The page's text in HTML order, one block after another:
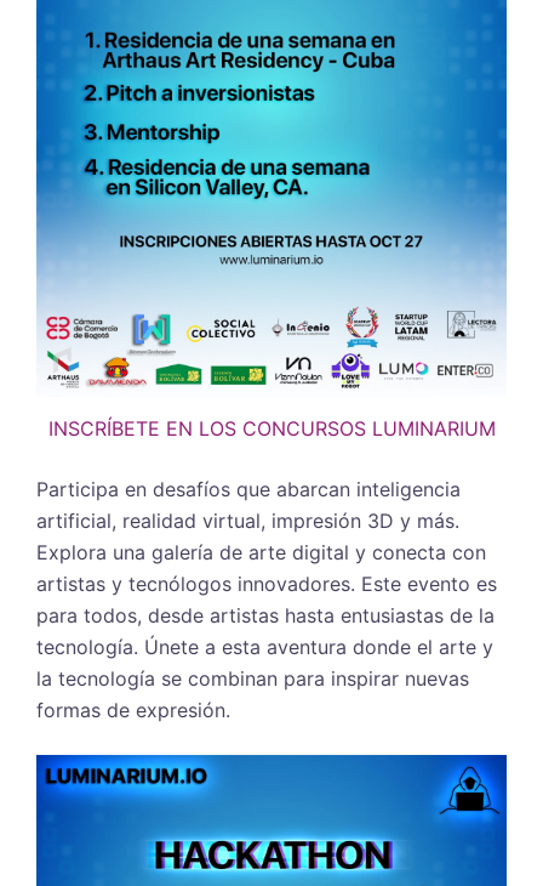
INSCRÍBETE EN LOS CONCURSOS LUMINARIUM
Participa en desafíos que abarcan inteligencia
artificial, realidad virtual, impresión 3D y más.
Explora una galería de arte digital y conecta con
artistas y tecnólogos innovadores. Este evento es
para todos, desde artistas hasta entusiastas de la
tecnología. Únete a esta aventura donde el arte y
la tecnología se combinan para inspirar nuevas
formas de expresión.